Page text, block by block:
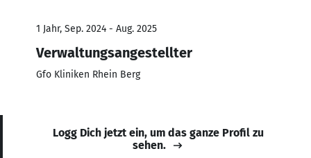
1 Jahr, Sep. 2024 - Aug. 2025
Verwaltungsangestellter
Gfo Kliniken Rhein Berg
Logg Dich jetzt ein, um das ganze Profil zu
sehen.